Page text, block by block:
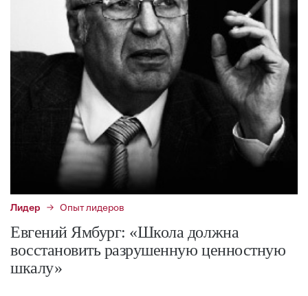
Лидер Опыт лидеров
Евгений Ямбург: «Школа должна
восстановить разрушенную ценностную
шкалу»